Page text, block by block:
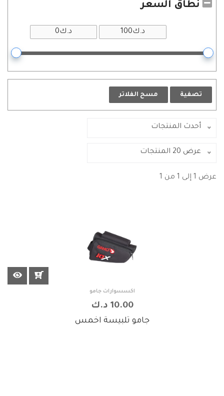
نطاق السعر
تصفية مسح الفلاتر
أحدث المنتجات
عرض 20 المنتجات
عرض 1 إلى 1 من 1
اكسسوارات جامو
10.00 د.ك
جامو تلبيسة اخمس